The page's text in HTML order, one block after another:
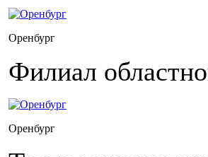
Оренбург
Филиал
Оренбург